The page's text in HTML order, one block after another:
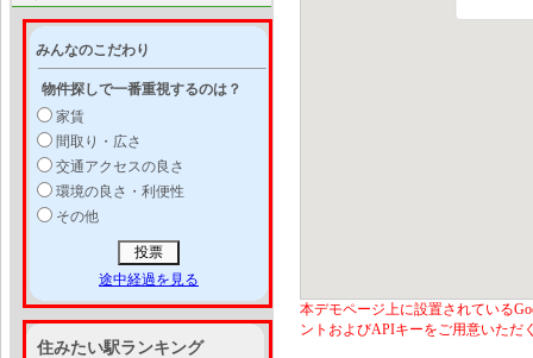
みんなのこだわり
物件探しで一番重視するのは？
家賃
間取り・広さ
交通アクセスの良さ
環境の良さ・利便性
その他
途中経過を見る
住みたい駅ランキング
本デモページ上に設置されている
ントおよびAPIキーをご用意いただ